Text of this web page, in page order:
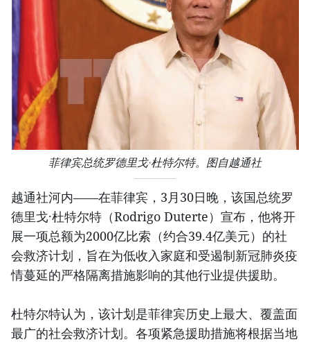
菲律宾总统罗德里戈·杜特尔特。图自越通社
越通社河内——在菲律宾，3月30日晚，该国总统罗
德里戈·杜特尔特（Rodrigo Duterte）宣布，他将开
展一项总额为2000亿比索（约合39.4亿美元）的社
会救济计划，旨在为低收入家庭和受遏制新冠肺炎疫
情蔓延的严格隔离措施影响的其他行业提供援助。
杜特尔特认为，该计划是菲律宾历史上最大、覆盖面
最广的社会救济计划。各项紧急援助措施将根据当地